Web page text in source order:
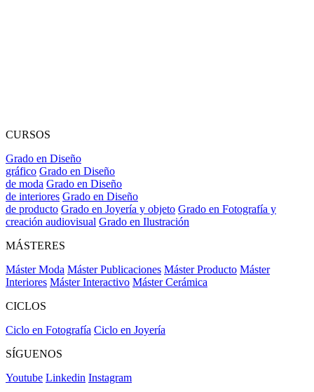
CURSOS
Grado en Diseño
gráfico Grado en Diseño
de moda Grado en Diseño
de interiores Grado en Diseño
de producto Grado en Joyería y objeto Grado en Fotografía y
creación audiovisual Grado en Ilustración
MÁSTERES
Máster Moda Máster Publicaciones Máster Producto Máster
Interiores Máster Interactivo Máster Cerámica
CICLOS
Ciclo en Fotografía Ciclo en Joyería
SÍGUENOS
Youtube Linkedin Instagram